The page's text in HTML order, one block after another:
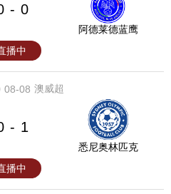
- 0
阿德莱德蓝鹰
播中
08-08 澳威超
- 1
悉尼奥林匹克
播中